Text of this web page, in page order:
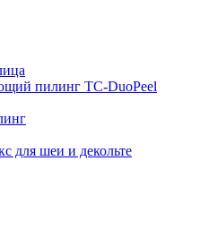
пилинг TC-DuoPeel
для шеи и декольте